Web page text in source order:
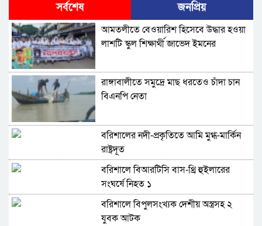
সর্বশেষ জনপ্রিয়
আমতলীতে বেওয়ারিশ হিসেবে উদ্ধার হওয়া
লাশটি স্কুল শিক্ষার্থী জাভেদ ইমনের
রাঙ্গাবালীতে সমু‌দ্রে মাছ ধরতেও চাঁদা চান
বিএনপি নেতা
বরিশালের নদী-প্রকৃতিতে আমি মুগ্ধ-মার্কিন
রাষ্ট্রদূত
বরিশালে বিআরটিসি বাস-থ্রি হুইলারের
সংঘর্ষে নিহত ১
বরিশালে বিপুলসংখ্যক দেশীয় অস্ত্রসহ ২
যুবক আটক